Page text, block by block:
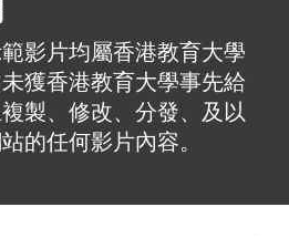
影片均屬香港教育大學
獲香港教育大學事先給
製、修改、分發、及以
的任何影片內容。